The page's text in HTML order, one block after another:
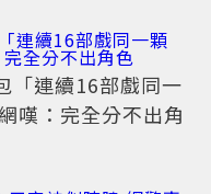
「連續16部戲同一
嘆：完全分不出角